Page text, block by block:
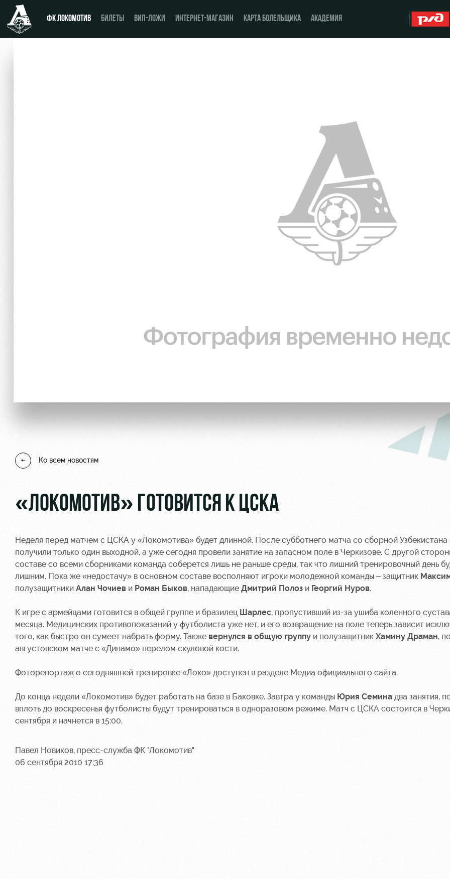
ФК ЛОКОМОТИВ БИЛЕТЫ ВИП-ЛОЖИ ИНТЕРНЕТ-МАГАЗИН КАРТА БОЛЕЛЬЩИКА АКАДЕМИЯ
Антидопинг
Заставки
Ко всем новостям
«ЛОКОМОТИВ» ГОТОВИТСЯ К ЦСКА
Неделя перед матчем с ЦСКА у «Локомотива» будет длинной. После субботнего матча со сборной
получили только один выходной, а уже сегодня провели занятие на запасном поле в Черкизове. С другой
составе со всеми сборниками команда соберется лишь не раньше среды, так что лишний тренировочный день
лишним. Пока же «недостачу» в основном составе восполняют игроки молодежной команды – защитник
полузащитники Алан Чочиев и Роман Быков, нападающие Дмитрий Полоз и Георгий Нуров.
К игре с армейцами готовится в общей группе и бразилец Шарлес, пропустивший из-за ушиба коленного
месяца. Медицинских противопоказаний у футболиста уже нет, и его возвращение на поле теперь зависит
того, как быстро он сумеет набрать форму. Также вернулся в общую группу и полузащитник Хамину Драман,
августовском матче с «Динамо» перелом скуловой кости.
Фоторепортаж о сегодняшней тренировке «Локо» доступен в разделе Медиа официального сайта.
До конца недели «Локомотив» будет работать на базе в Баковке. Завтра у команды Юрия Семина два занятия,
вплоть до воскресенья футболисты будут тренироваться в одноразовом режиме. Матч с ЦСКА состоится в
сентября и начнется в 15:00.
Павел Новиков, пресс-служба ФК "Локомотив"
06 сентября 2010 17:36